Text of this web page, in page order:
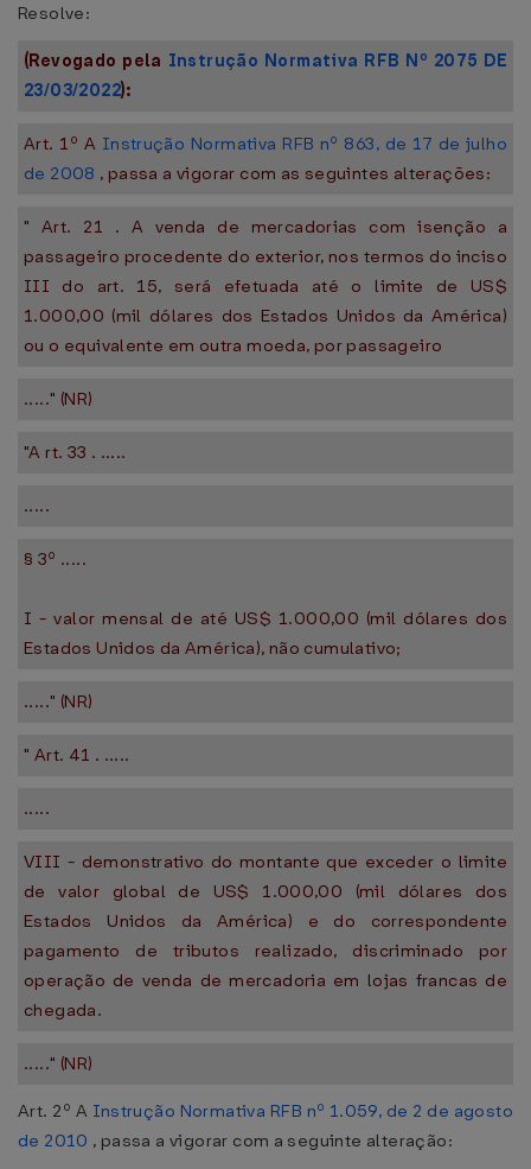
Resolve:
(Revogado pela Instrução Normativa RFB Nº 2075 DE
23/03/2022):
Art. 1º A Instrução Normativa RFB nº 863, de 17 de julho
de 2008 , passa a vigorar com as seguintes alterações:
" Art. 21 . A venda de mercadorias com isenção a
passageiro procedente do exterior, nos termos do inciso
III do art. 15, será efetuada até o limite de US$
1.000,00 (mil dólares dos Estados Unidos da América)
ou o equivalente em outra moeda, por passageiro
....." (NR)
"A rt. 33 . .....
.....
§ 3º .....
I - valor mensal de até US$ 1.000,00 (mil dólares dos
Estados Unidos da América), não cumulativo;
....." (NR)
" Art. 41 . .....
.....
VIII - demonstrativo do montante que exceder o limite
de valor global de US$ 1.000,00 (mil dólares dos
Estados Unidos da América) e do correspondente
pagamento de tributos realizado, discriminado por
operação de venda de mercadoria em lojas francas de
chegada.
....." (NR)
Art. 2º A Instrução Normativa RFB nº 1.059, de 2 de agosto
de 2010 , passa a vigorar com a seguinte alteração: